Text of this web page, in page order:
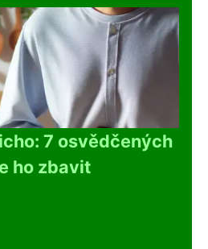
7 osvědčených
ho zbavit